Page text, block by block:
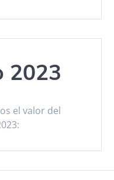
2023
el valor del